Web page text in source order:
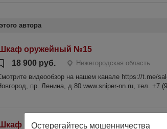
автора
Шкаф оружейный №15
18 900 руб.
Нижегородская область
видеообзор на нашем канале https://t.me/
пр. Ленина, д.80 www.sniper-nn.ru, тел. +7
Шкаф металлический ОШ 3Т
Остерегайтесь мошенничества